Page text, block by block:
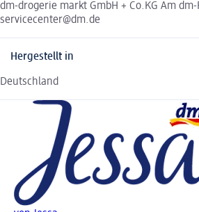
dm-drogerie markt GmbH + Co.KG Am
servicecenter@dm.de
Hergestellt in
Deutschland